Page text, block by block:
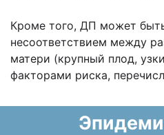
Кроме того, ДП может
несоответствием между
матери (крупный плод,
факторами риска,